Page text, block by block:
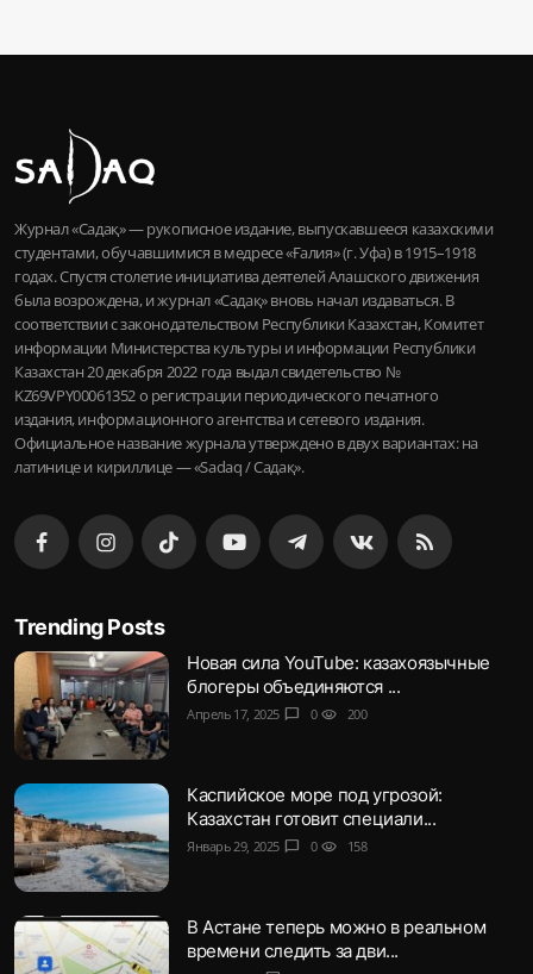
Журнал «Садақ» — рукописное издание, выпускавшееся казахскими
студентами, обучавшимися в медресе «Ғалия» (г. Уфа) в 1915–1918
годах. Спустя столетие инициатива деятелей Алашского движения
была возрождена, и журнал «Садақ» вновь начал издаваться. В
соответствии с законодательством Республики Казахстан, Комитет
информации Министерства культуры и информации Республики
Казахстан 20 декабря 2022 года выдал свидетельство №
KZ69VPY00061352 о регистрации периодического печатного
издания, информационного агентства и сетевого издания.
Официальное название журнала утверждено в двух вариантах: на
латинице и кириллице — «Sadaq / Садақ».
Trending Posts
Новая сила YouTube: казахоязычные
блогеры объединяются ...
Апрель 17, 2025 chat_bubble 0 visibility 200
Каспийское море под угрозой:
Казахстан готовит специали...
Январь 29, 2025 chat_bubble 0 visibility 158
В Астане теперь можно в реальном
времени следить за дви...